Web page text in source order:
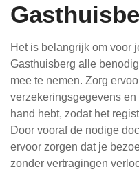
Het is belangrijk om voor
Gasthuisberg alle
mee te nemen. Zorg
verzekeringsgegevens
hand hebt, zodat het
Door vooraf de nodige
ervoor zorgen dat je
zonder vertragingen